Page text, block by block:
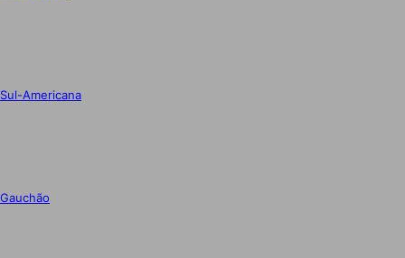
Sul-Americana
Gauchão